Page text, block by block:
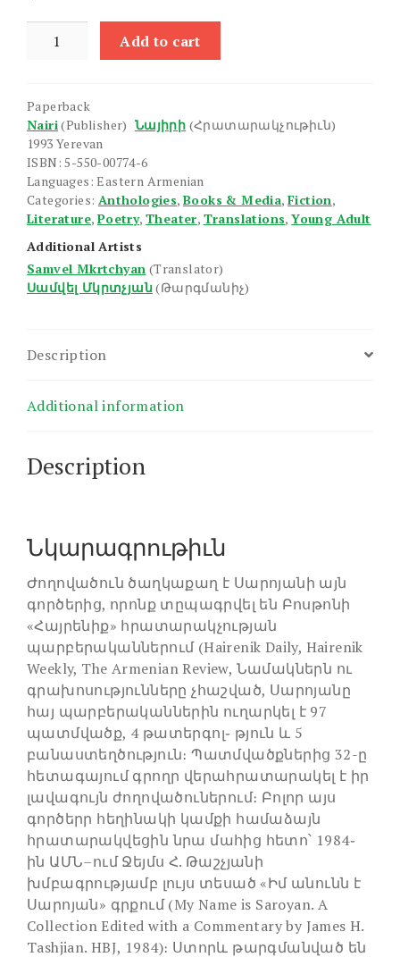
Anunn
quantity
Add to cart
Paperback
Nairi(Publisher) Նայիրի (Հրատարակչութիւն)
1993 Yerevan
ISBN: 5-550-00774-6
Languages: Eastern Armenian
Categories: Anthologies,Books & Media,Fiction,
Literature, Poetry,Theater, Translations,Young Adult
Additional Artists
Samvel Mkrtchyan (Translator)
Սամվել Մկրտչյան(Թարգմանիչ)
Description
Additional information
Description
Նկարագրութիւն
Ժողովածուն ծաղկաքաղ է Սարոյանի այն
գործերից, որոնք տըպագրվել են Բոսթոնի
«Հայրենիք» հրատարակչության
պարբերականներում (Hairenik Daily, Hairenik
Weekly, The Armenian Review, Նամակներն ու
գրախոսությունները չհաշված, Սարոյանը
հայ պարբերականներին ուղարկել է 97
պատմվածք, 4 թատերգոլ֊ թյուն և 5
բանաստեղծություն։ Պատմվածքներից 32-ը
հետագայում գրողր վերահրատարակել է իր
լավագույն ժողովածուներում։ Բոլոր այս
գործերր հեղինակի կամքի համաձայն
հրատարակվեցին նրա մահից հետո՝ 1984֊
ին ԱՄՆ–ում Ջեյմս Հ. Թաշչյանի
խմբագրությամբ լույս տեսած «Իմ անունն է
Սարոյան» գրքում (My Name is Saroyan. A
Collection Edited with a Commentary by James H.
Tashjian. HBJ, 1984)։ Ստորև թարգմանված են